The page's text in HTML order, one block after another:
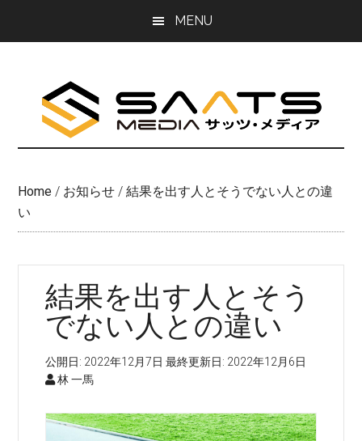
MENU
Home / お知らせ / 結果を出す人とそうでない人との違
い
結果を出す人とそう
でない人との違い
公開日: 2022年12月7日 最終更新日: 2022年12月6日
林 一馬